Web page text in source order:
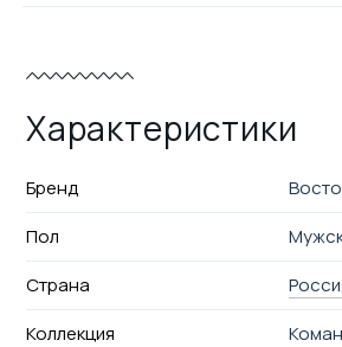
Характеристики
Бренд
Пол
Страна
Коллекция